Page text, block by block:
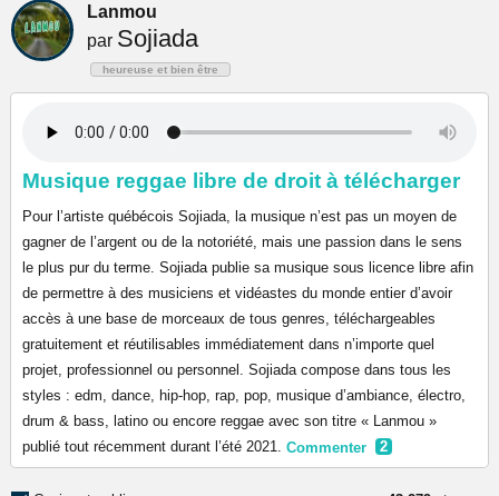
Lanmou
par Sojiada
heureuse et bien être
Musique reggae libre de droit à télécharger
Pour l’artiste québécois Sojiada, la musique n’est pas un moyen de
gagner de l’argent ou de la notoriété, mais une passion dans le sens
le plus pur du terme. Sojiada publie sa musique sous licence libre afin
de permettre à des musiciens et vidéastes du monde entier d’avoir
accès à une base de morceaux de tous genres, téléchargeables
gratuitement et réutilisables immédiatement dans n’importe quel
projet, professionnel ou personnel. Sojiada compose dans tous les
styles : edm, dance, hip-hop, rap, pop, musique d’ambiance, électro,
drum & bass, latino ou encore reggae avec son titre « Lanmou »
publié tout récemment durant l’été 2021. Commenter 2